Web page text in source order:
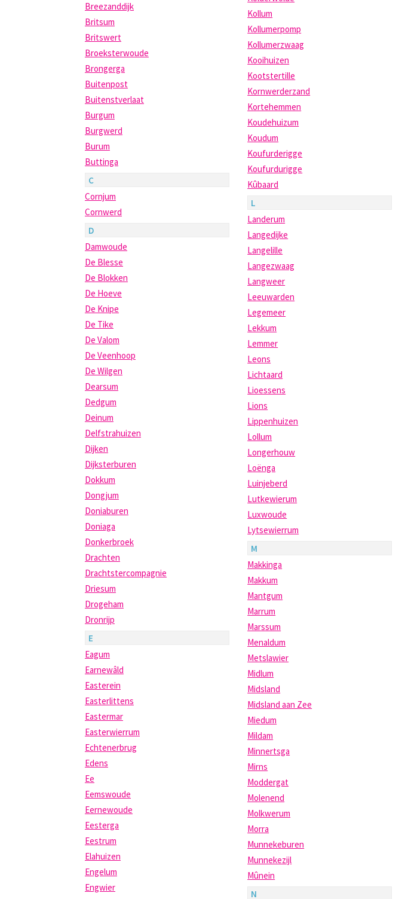
Breezanddijk
Britsum
Britswert
Broeksterwoude
Brongerga
Buitenpost
Buitenstverlaat
Burgum
Burgwerd
Burum
Buttinga
C
Cornjum
Cornwerd
D
Damwoude
De Blesse
De Blokken
De Hoeve
De Knipe
De Tike
De Valom
De Veenhoop
De Wilgen
Dearsum
Dedgum
Deinum
Delfstrahuizen
Dijken
Dijksterburen
Dokkum
Dongjum
Doniaburen
Doniaga
Donkerbroek
Drachten
Drachtstercompagnie
Driesum
Drogeham
Dronrijp
E
Eagum
Earnewâld
Easterein
Easterlittens
Eastermar
Easterwierrum
Echtenerbrug
Edens
Ee
Eemswoude
Eernewoude
Eesterga
Eestrum
Elahuizen
Engelum
Engwier
Kollum
Kollumerpomp
Kollumerzwaag
Kooihuizen
Kootstertille
Kornwerderzand
Kortehemmen
Koudehuizum
Koudum
Koufurderigge
Koufurdurigge
Kûbaard
L
Landerum
Langedijke
Langelille
Langezwaag
Langweer
Leeuwarden
Legemeer
Lekkum
Lemmer
Leons
Lichtaard
Lioessens
Lions
Lippenhuizen
Lollum
Longerhouw
Loënga
Luinjeberd
Lutkewierum
Luxwoude
Lytsewierrum
M
Makkinga
Makkum
Mantgum
Marrum
Marssum
Menaldum
Metslawier
Midlum
Midsland
Midsland aan Zee
Miedum
Mildam
Minnertsga
Mirns
Moddergat
Molenend
Molkwerum
Morra
Munnekeburen
Munnekezijl
Mûnein
N